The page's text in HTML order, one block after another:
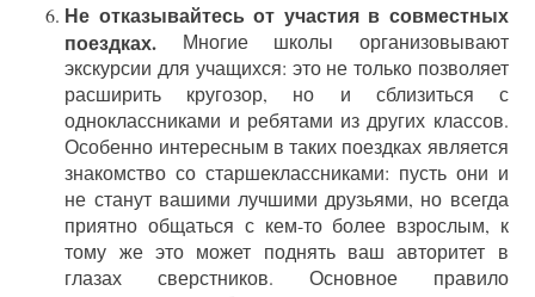
Не отказывайтесь от участия в совместных
поездках. Многие школы организовывают
экскурсии для учащихся: это не только позволяет
расширить кругозор, но и сблизиться с
одноклассниками и ребятами из других классов.
Особенно интересным в таких поездках является
знакомство со старшеклассниками: пусть они и
не станут вашими лучшими друзьями, но всегда
приятно общаться с кем-то более взрослым, к
тому же это может поднять ваш авторитет в
глазах сверстников. Основное правило